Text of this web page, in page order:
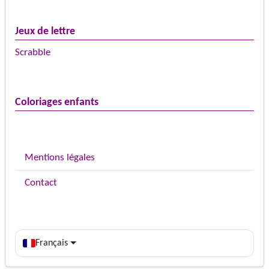
Jeux de lettre
Scrabble
Coloriages enfants
Mentions légales
Contact
Français